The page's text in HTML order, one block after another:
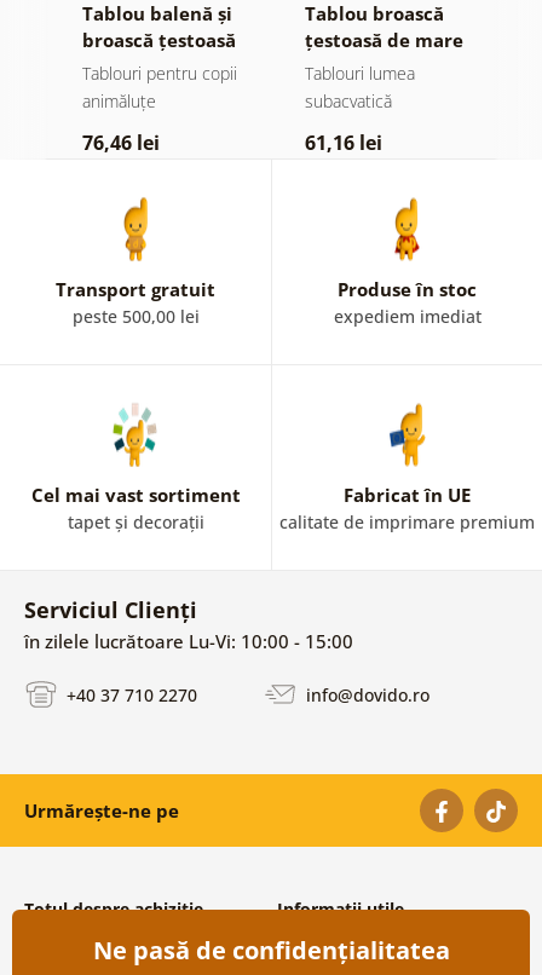
Tablou balenă și
broască țestoasă
marină
Tablouri pentru copii
animăluțe
76,46 lei
Tablou broască
țestoasă de mare
în ocean
Tablouri lumea
subacvatică
61,16 lei
Transport gratuit
peste 500,00 lei
Produse în stoc
expediem imediat
Cel mai vast sortiment
tapet și decorații
Fabricat în UE
calitate de imprimare premium
Serviciul Clienți
în zilele lucrătoare Lu-Vi: 10:00 - 15:00
+40 37 710 2270 info@dovido.ro
Urmărește-ne pe
Totul despre achiziție
Condiții și termeni generali
Informații utile
Despre noi
Ne pasă de confidențialitatea